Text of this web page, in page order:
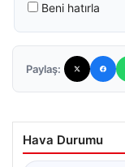
Beni hatırla
Paylaş:
Hava Durumu